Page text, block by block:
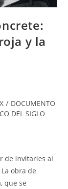
y la
/ DOCUMENTO
DEL SIGLO
de invitarles al
obra de
que se